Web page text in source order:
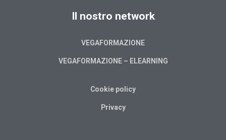
Il nostro network
VEGAFORMAZIONE
VEGAFORMAZIONE – ELEARNING
Cookie policy
Privacy